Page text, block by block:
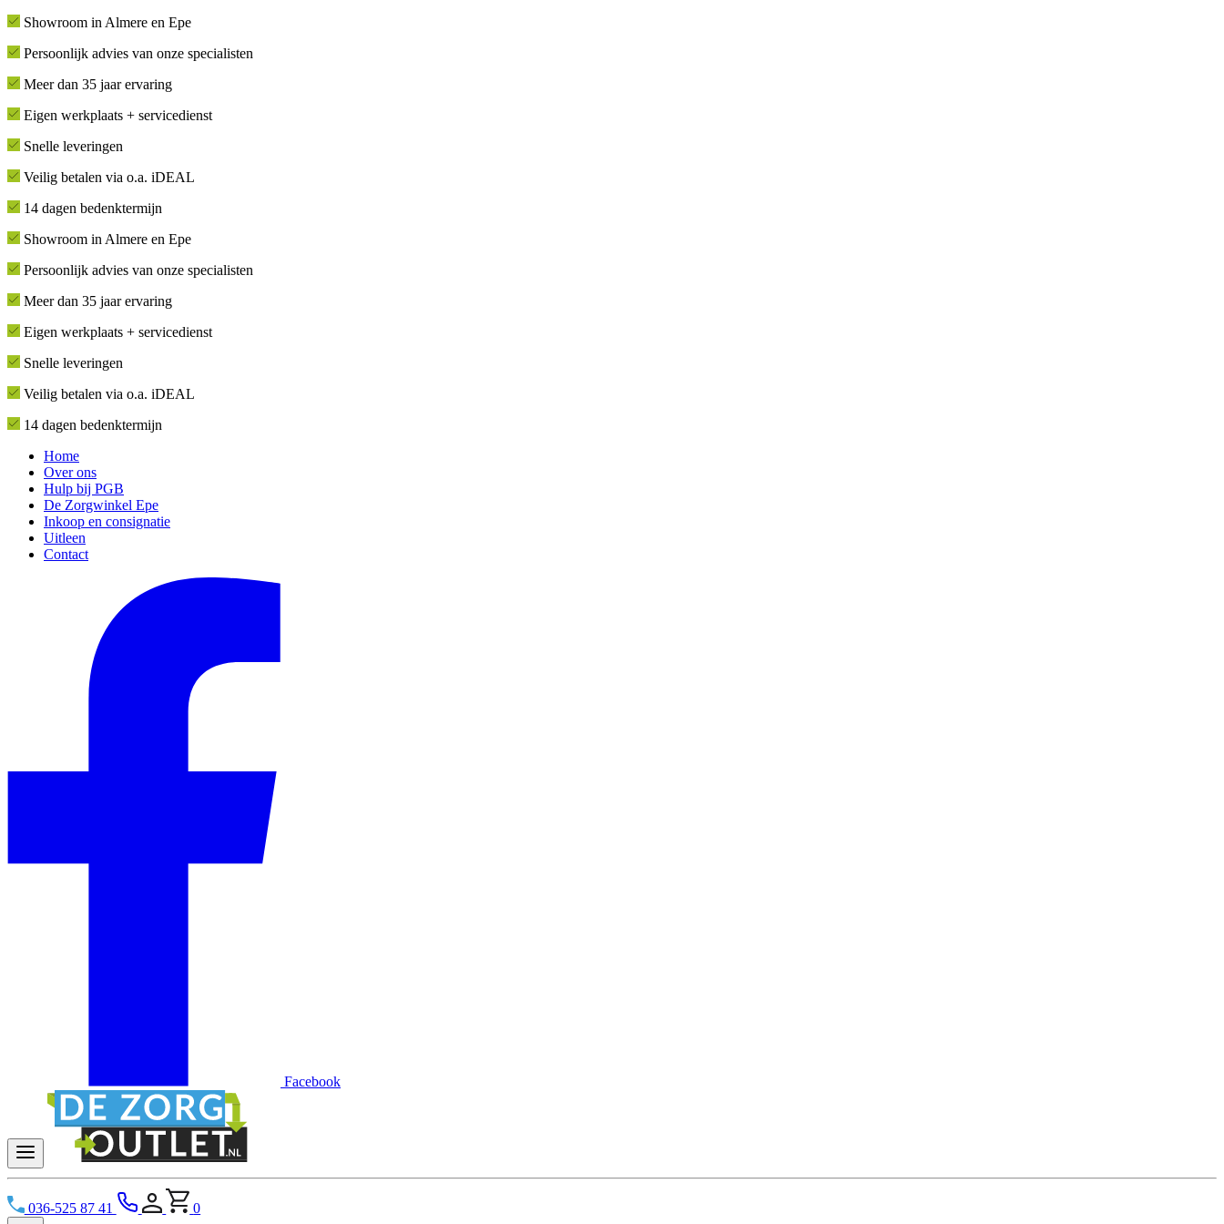
Showroom in Almere en Epe
Persoonlijk advies van onze specialisten
Meer dan 35 jaar ervaring
Eigen werkplaats + servicedienst
Snelle leveringen
Veilig betalen via o.a. iDEAL
14 dagen bedenktermijn
Showroom in Almere en Epe
Persoonlijk advies van onze specialisten
Meer dan 35 jaar ervaring
Eigen werkplaats + servicedienst
Snelle leveringen
Veilig betalen via o.a. iDEAL
14 dagen bedenktermijn
Home
Over ons
Hulp bij PGB
De Zorgwinkel Epe
Inkoop en consignatie
Uitleen
Contact
Facebook
036-525 87 41 0